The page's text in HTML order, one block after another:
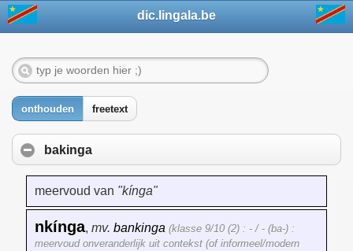
dic.lingala.be
onthouden freetext
bakinga
meervoud van "kínga"
nkínga, mv. bankinga (klasse 9/10 (2) : - / - (ba-) :
meervoud onveranderlijk uit contekst (of informeel/modern